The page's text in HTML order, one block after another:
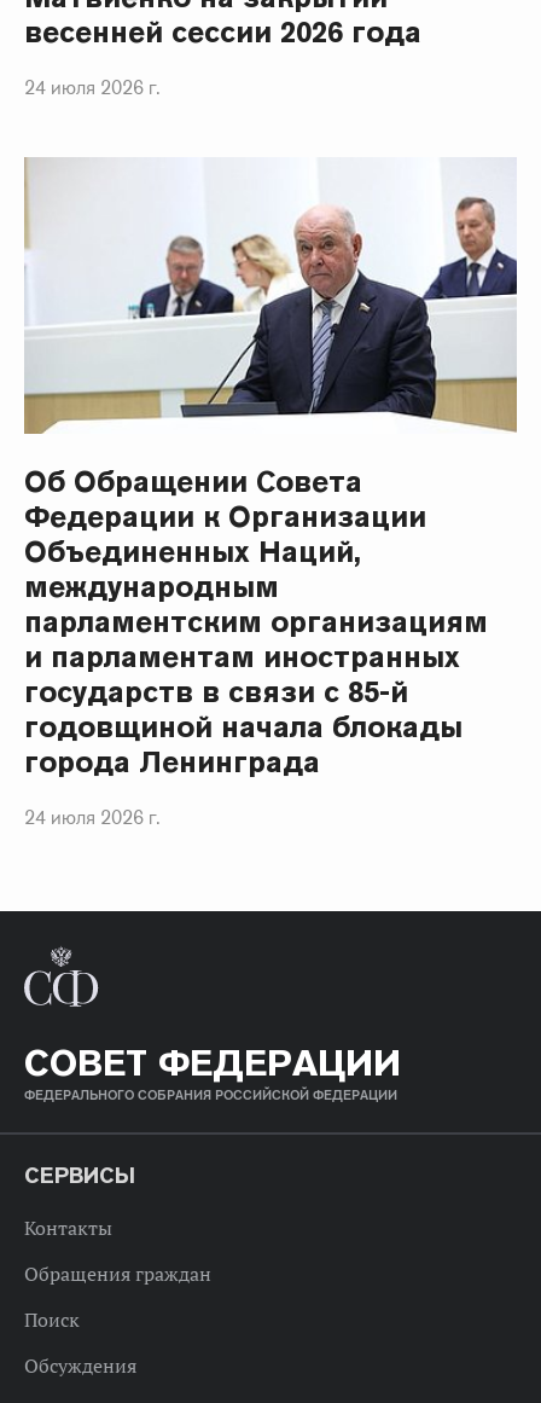
весенней сессии 2026 года
24 июля 2026 г.
Об Обращении Совета
Федерации к Организации
Объединенных Наций,
международным
парламентским организациям
и парламентам иностранных
государств в связи с 85-й
годовщиной начала блокады
города Ленинграда
24 июля 2026 г.
СОВЕТ ФЕДЕРАЦИИ
ФЕДЕРАЛЬНОГО СОБРАНИЯ РОССИЙСКОЙ ФЕДЕРАЦИИ
СЕРВИСЫ
Контакты
Обращения граждан
Поиск
Обсуждения